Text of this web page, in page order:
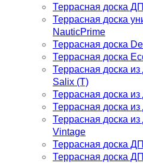
Террасная доска
Террасная доска
NauticPrime
Террасная доска
Террасная доска
Террасная доска
Salix (T)
Террасная доска
Террасная доска
Террасная доска
Vintage
Террасная доска
Террасная доска